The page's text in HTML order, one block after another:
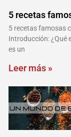
5 recetas
5 recetas famosas
Introducción: ¿Qué
es un
Leer más »